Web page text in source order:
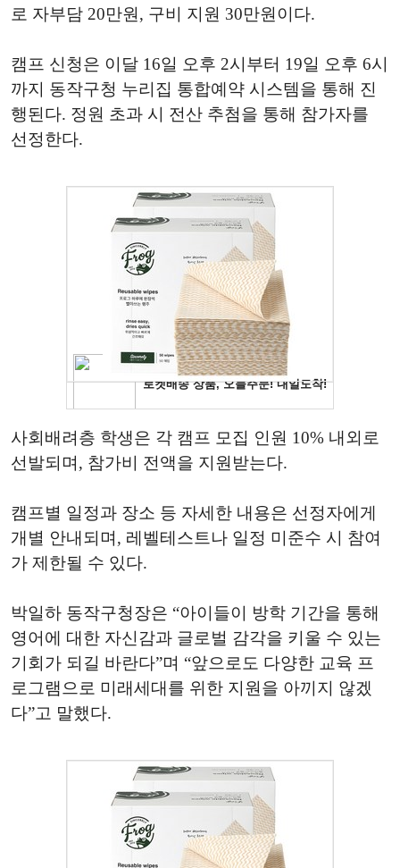
로 자부담 20만원, 구비 지원 30만원이다.
캠프 신청은 이달 16일 오후 2시부터 19일 오후 6시
까지 동작구청 누리집 통합예약 시스템을 통해 진
행된다. 정원 초과 시 전산 추첨을 통해 참가자를
선정한다.
사회배려층 학생은 각 캠프 모집 인원 10% 내외로
선발되며, 참가비 전액을 지원받는다.
캠프별 일정과 장소 등 자세한 내용은 선정자에게
개별 안내되며, 레벨테스트나 일정 미준수 시 참여
가 제한될 수 있다.
박일하 동작구청장은 “아이들이 방학 기간을 통해
영어에 대한 자신감과 글로벌 감각을 키울 수 있는
기회가 되길 바란다”며 “앞으로도 다양한 교육 프
로그램으로 미래세대를 위한 지원을 아끼지 않겠
다”고 말했다.